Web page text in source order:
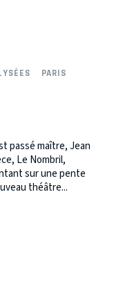
PARIS
passé maître, Jean
Le Nombril,
sur une pente
théâtre...